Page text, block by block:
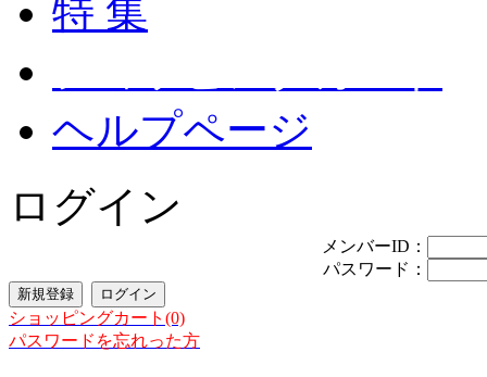
特 集
ヘルプページ
ログイン
メンバーID：
パスワード：
ショッピングカート(0)
パスワードを忘れった方